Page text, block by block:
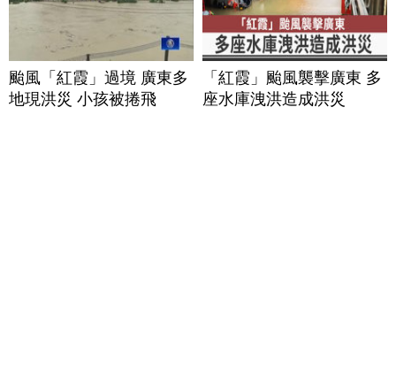
颱風「紅霞」過境 廣東多
地現洪災 小孩被捲飛
「紅霞」颱風襲擊廣東 多
座水庫洩洪造成洪災